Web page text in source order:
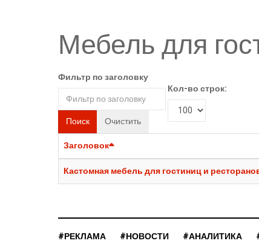
Мебель для
Фильтр по заголовку
Поиск Очистить
Кол-во строк:
Заголовок
Кастомная мебель для гостиниц и
#РЕКЛАМА #НОВОСТИ #АНАЛИТИКА